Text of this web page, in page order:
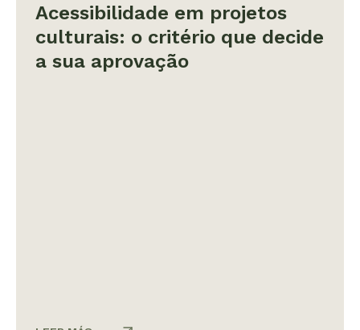
Acessibilidade em projetos
culturais: o critério que decide
a sua aprovação